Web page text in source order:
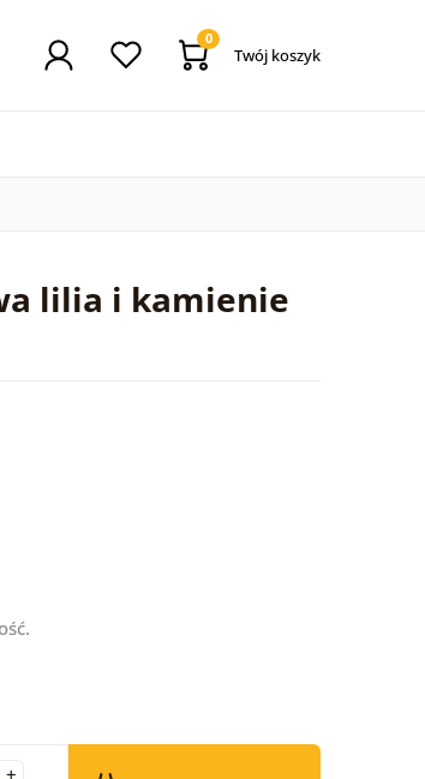
0
Twój koszyk
lilia i kamienie
+